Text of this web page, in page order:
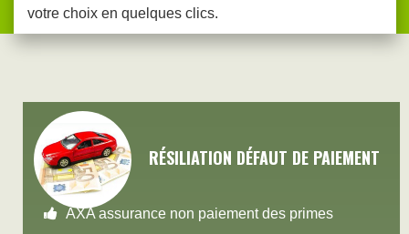
votre choix en quelques clics.
RÉSILIATION DÉFAUT DE PAIEMENT
AXA assurance non paiement des primes